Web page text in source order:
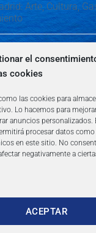
el
cookies
las cookies para
Lo hacemos para
anuncios
procesar datos
en este sitio. No
negativamente a
ACEPTAR
Arte, Cultura,
2026 ©